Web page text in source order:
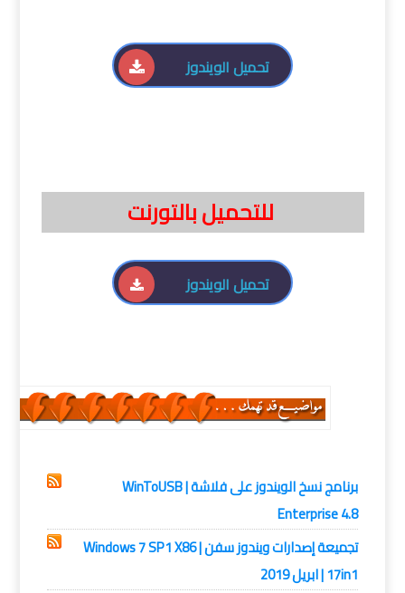
تحميل الويندوز
للتحميل بالتورنت
تحميل الويندوز
برنامج نسخ الويندوز على فلاشة | WinToUSB
Enterprise 4.8
تجميعة إصدارات ويندوز سفن | Windows 7 SP1 X86
17in1 | ابريل 2019